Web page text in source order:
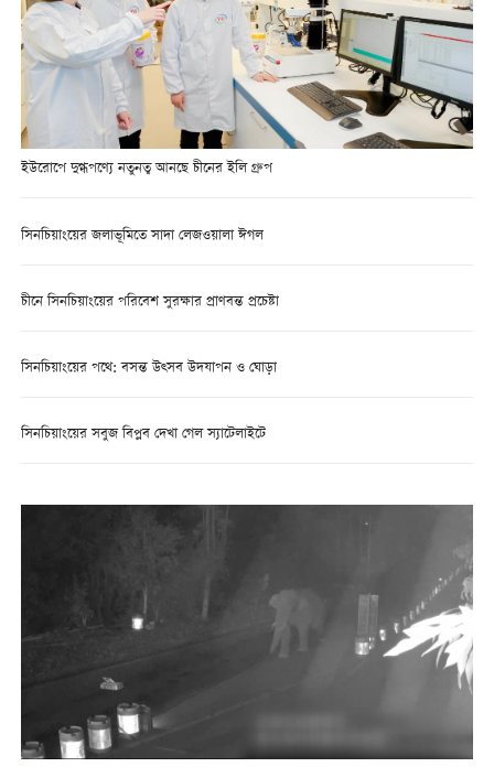
ইউরোপে দুগ্ধপণ্যে নতুনত্ব আনছে চীনের ইলি গ্রুপ
সিনচিয়াংয়ের জলাভূমিতে সাদা লেজওয়ালা ঈগল
চীনে সিনচিয়াংয়ের পরিবেশ সুরক্ষার প্রাণবন্ত প্রচেষ্টা
সিনচিয়াংয়ের পথে: বসন্ত উত্সব উদযাপন ও ঘোড়া
সিনচিয়াংয়ের সবুজ বিপ্লব দেখা গেল স্যাটেলাইটে